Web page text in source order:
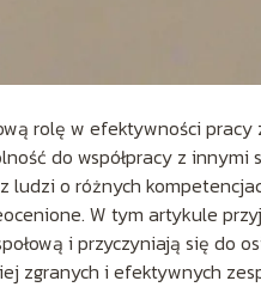
rolę w efektywności pracy
do współpracy z innymi
ludzi o różnych
W tym artykule
i przyczyniają się do
zgranych i efektywnych